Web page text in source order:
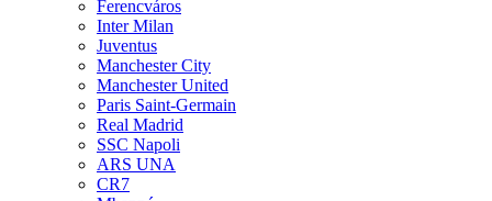
Ferencváros
Inter Milan
Juventus
Manchester City
Manchester United
Paris Saint-Germain
Real Madrid
SSC Napoli
ARS UNA
CR7